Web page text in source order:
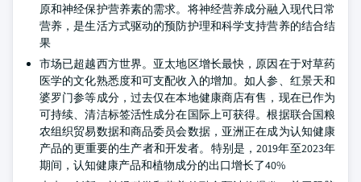
原和神经保护营养素的需求。将神经营养成分融入现代日常
营养，是生活方式驱动的预防护理和科学支持营养的结合结
果
市场已超越西方世界。亚太地区增长最快，原因在于对草药
医学的文化熟悉度和可支配收入的增加。如人参、红景天和
婆罗门参等成分，过去仅在本地健康商店有售，现在已作为
可持续、清洁标签活性成分在国际上可获得。根据联合国粮
农组织贸易数据和商品委员会数据，亚洲正在成为认知健康
产品的更重要的生产者和开发者。特别是，2019年至2023年
期间，认知健康产品和植物成分的出口增长了40%